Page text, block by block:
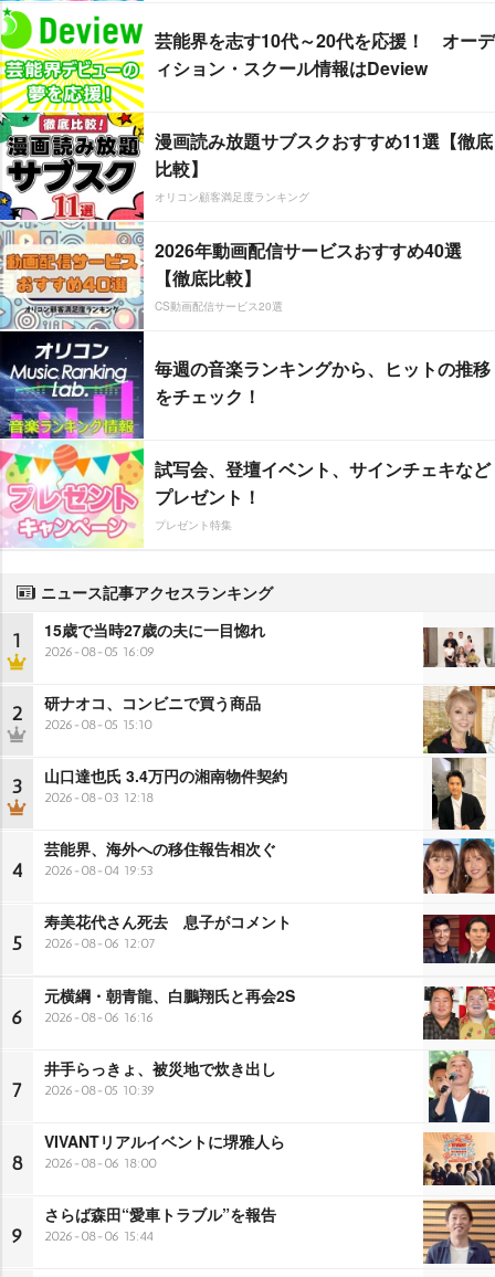
芸能界を志す10代～20代を応援！ オーデ
ィション・スクール情報はDeview
漫画読み放題サブスクおすすめ11選【徹底
比較】
オリコン顧客満足度ランキング
2026年動画配信サービスおすすめ40選
【徹底比較】
CS動画配信サービス20選
毎週の音楽ランキングから、ヒットの推移
をチェック！
試写会、登壇イベント、サインチェキなど
プレゼント！
プレゼント特集
ニュース記事アクセスランキング
1 15歳で当時27歳の夫に一目惚れ
2026-08-05 16:09
2 研ナオコ、コンビニで買う商品
2026-08-05 15:10
3 山口達也氏 3.4万円の湘南物件契約
2026-08-03 12:18
4
芸能界、海外への移住報告相次ぐ
2026-08-04 19:53
5
寿美花代さん死去 息子がコメント
2026-08-06 12:07
6
元横綱・朝青龍、白鵬翔氏と再会2S
2026-08-06 16:16
7
井手らっきょ、被災地で炊き出し
2026-08-05 10:39
8
VIVANTリアルイベントに堺雅人ら
2026-08-06 18:00
9
さらば森田“愛車トラブル”を報告
2026-08-06 15:44